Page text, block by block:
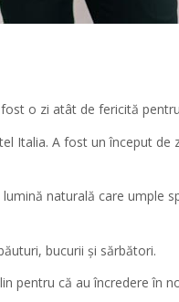
o zi atât de fericită
Italia. A fost un început de
naturală care umple
bucurii și sărbători.
pentru că au încredere în